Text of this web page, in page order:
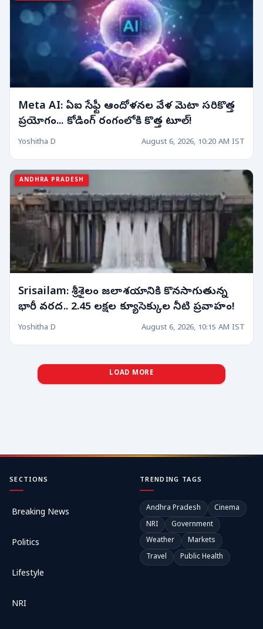
Meta AI: ఏఐ సేఫ్టీ ఆందోళనల వేళ మెటా సరికొత్త
ప్రయోగం... కోడింగ్ రంగంలోకి కొత్త టూల్!
Yoshitha D August 6, 2026, 10:20 AM IST
ANDHRA PRADESH
Srisailam: శ్రీశైలం జలాశయానికి కొనసాగుతున్న
భారీ వరద.. 2.45 లక్షల క్యూసెక్కుల నీటి ప్రవాహం!
Yoshitha D August 6, 2026, 10:15 AM IST
LOAD MORE
SECTIONS
Breaking News
Politics
Lifestyle
NRI
TRENDING TAGS
Andhra Pradesh
Cinema
NRI
Government
Weather
Markets
Travel
Public Health